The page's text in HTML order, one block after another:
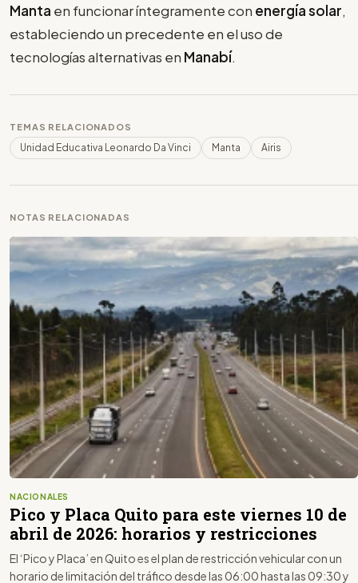
Manta en funcionar íntegramente con energíasolar,
estableciendo un precedente en el uso de
tecnologías alternativas en Manabí.
TEMAS RELACIONADOS
Unidad Educativa Leonardo Da Vinci Manta Airis
NOTAS RELACIONADAS
NACIONALES
Pico y Placa Quito para este viernes 10 de
abril de 2026: horarios y restricciones
El ‘Pico y Placa’ en Quito es el plan de restricción vehicular con un
horario de limitación del tráfico desde las 06:00 hasta las 09:30 y